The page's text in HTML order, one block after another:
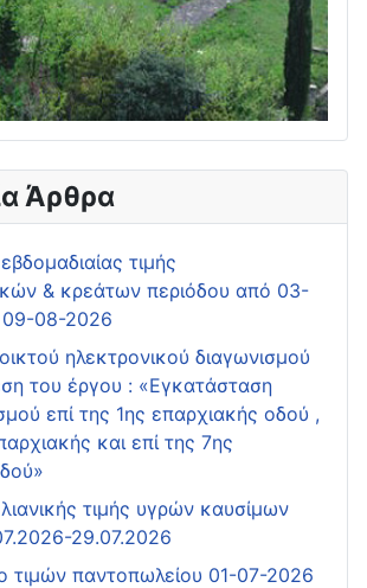
Άρθρα
τιμής
& κρεάτων περιόδου από 03-
08-2026
ηλεκτρονικού διαγωνισμού
του έργου : «Εγκατάσταση
επί της 1ης επαρχιακής οδού ,
και επί της 7ης
τιμής υγρών καυσίμων
29.07.2026
τιμών παντοπωλείου 01-07-2026